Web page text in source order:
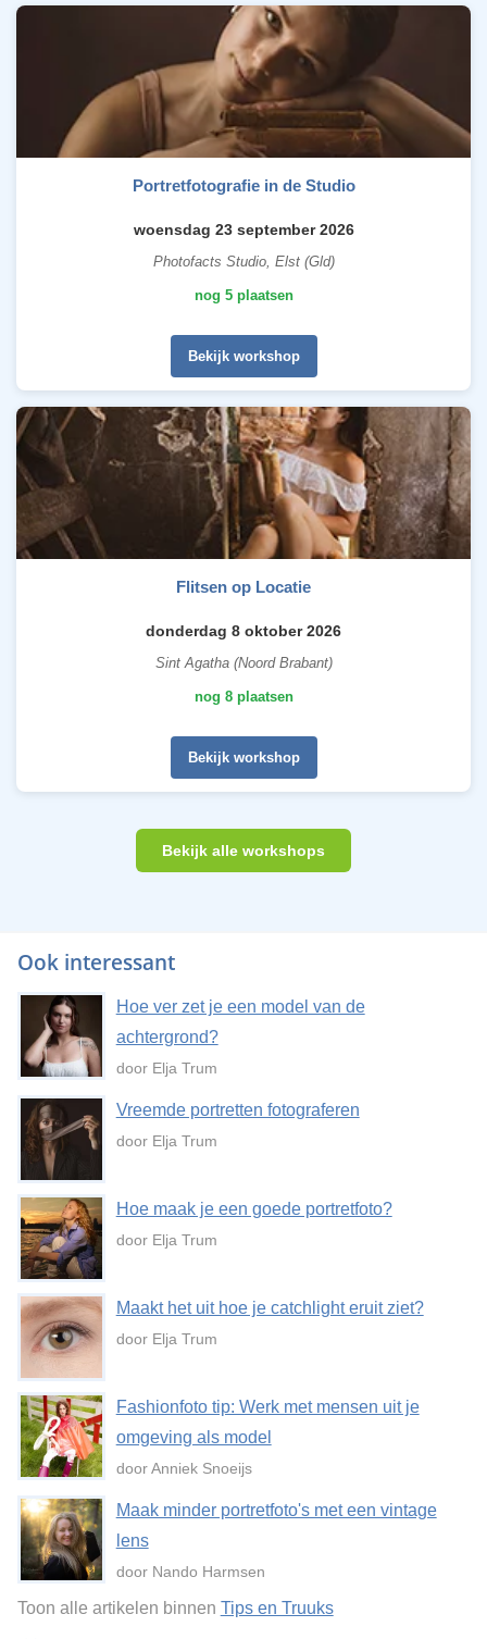
Portretfotografie in de Studio
woensdag 23 september 2026
Photofacts Studio, Elst (Gld)
nog 5 plaatsen
Bekijk workshop
Flitsen op Locatie
donderdag 8 oktober 2026
Sint Agatha (Noord Brabant)
nog 8 plaatsen
Bekijk workshop
Bekijk alle workshops
Ook interessant
Hoe ver zet je een model van de
achtergrond?
door Elja Trum
Vreemde portretten fotograferen
door Elja Trum
Hoe maak je een goede portretfoto?
door Elja Trum
Maakt het uit hoe je catchlight eruit ziet?
door Elja Trum
Fashionfoto tip: Werk met mensen uit je
omgeving als model
door Anniek Snoeijs
Maak minder portretfoto's met een vintage
lens
door Nando Harmsen
Toon alle artikelen binnen Tips en Truuks